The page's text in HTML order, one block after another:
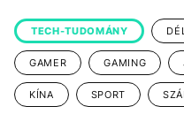
TECH-TUDOMÁNY
GAMER GAMING
KÍNA SPORT